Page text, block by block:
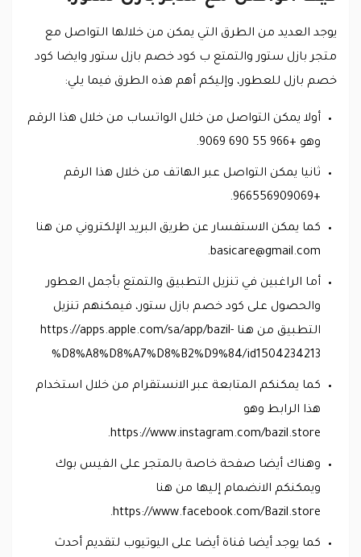
يوجد العديد من الطرق التي يمكن من خلالها التواصل مع
متجر بازل ستور والتمتع ب كود خصم بازل ستور وايضا كود
خصم بازل للعطور، وإليكم أهم هذه الطرق فيما يلي:
أولا يمكن التواصل من خلال الواتساب من خلال هذا الرقم
وهو +966 55 690 9069.
ثانيا يمكن التواصل عبر الهاتف من خلال هذا الرقم
+966556909069.
كما يمكن الاستفسار عن طريق البريد الإلكتروني من هنا
basicare@gmail.com
.
أما الراغبين في تنزيل التطبيق والتمتع بأجمل العطور
والحصول على كود خصم بازل ستور، فيمكنهم تنزيل
التطبيق من هنا https://apps.apple.com/sa/app/bazil-
%D8%A8%D8%A7%D8%B2%D9%84/id1504234213
كما يمكنكم المتابعة عبر الانستقرام من خلال استخدام
هذا الرابط وهو
https://www.instagram.com/bazil.store.
وهناك أيضا صفحة خاصة بالمتجر على الفيس بوك
ويمكنكم الانضمام إليها من هنا
https://www.facebook.com/Bazil.store.
كما يوجد أيضا قناة أيضا على اليوتيوب لتقديم أحدث